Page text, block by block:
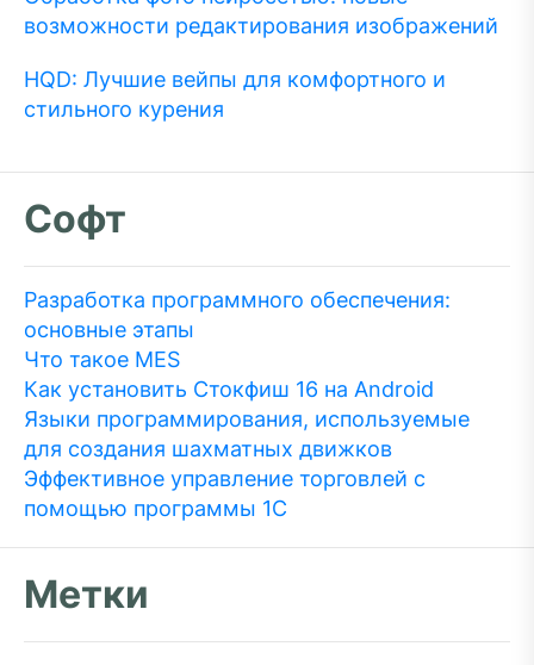
возможности редактирования изображений
HQD: Лучшие вейпы для комфортного и
стильного курения
Софт
Разработка программного обеспечения:
основные этапы
Что такое MES
Как установить Стокфиш 16 на Android
Языки программирования, используемые
для создания шахматных движков
Эффективное управление торговлей с
помощью программы 1С
Метки